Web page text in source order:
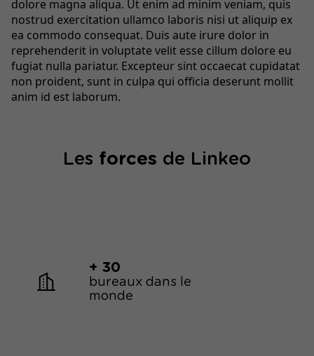
dolore magna aliqua. Ut enim ad minim veniam, quis
nostrud exercitation ullamco laboris nisi ut aliquip ex
ea commodo consequat. Duis aute irure dolor in
reprehenderit in voluptate velit esse cillum dolore eu
fugiat nulla pariatur. Excepteur sint occaecat cupidatat
non proident, sunt in culpa qui officia deserunt mollit
anim id est laborum.
Les forces de Linkeo
+ 30
bureaux dans le
monde